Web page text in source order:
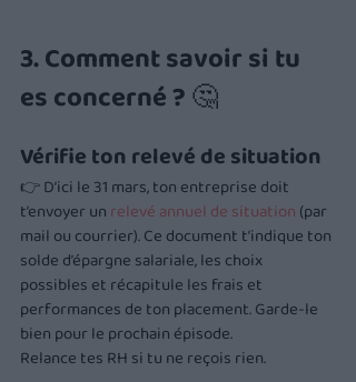
3. Comment savoir si tu
es concerné ? 🤔
Vérifie ton relevé de situation
👉 D’ici le 31 mars, ton entreprise doit
t’envoyer un relevé annuel de situation (par
mail ou courrier). Ce document t’indique ton
solde d’épargne salariale, les choix
possibles et récapitule les frais et
performances de ton placement. Garde-le
bien pour le prochain épisode.
Relance tes RH si tu ne reçois rien.